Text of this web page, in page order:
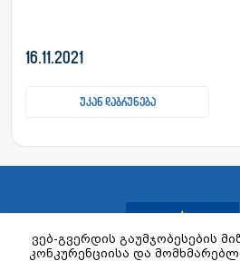
16.11.2021
უკან დაბრუნება
ვებ-გვერდის გაუმჯობესების
კონკურენციისა და